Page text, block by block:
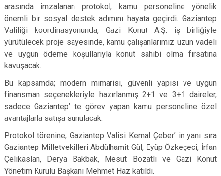
arasında imzalanan protokol, kamu personeline yönelik
önemli bir sosyal destek adımını hayata geçirdi. Gaziantep
Valiliği koordinasyonunda, Gazi Konut A.Ş. iş birliğiyle
yürütülecek proje sayesinde, kamu çalışanlarımız uzun vadeli
ve uygun ödeme koşullarıyla konut sahibi olma fırsatına
kavuşacak.
Bu kapsamda; modern mimarisi, güvenli yapısı ve uygun
finansman seçenekleriyle hazırlanmış 2+1 ve 3+1 daireler,
sadece Gaziantep’ te görev yapan kamu personeline özel
avantajlarla satışa sunulacak.
Protokol törenine, Gaziantep Valisi Kemal Çeber’ in yanı sıra
Gaziantep Milletvekilleri Abdülhamit Gül, Eyüp Özkeçeci, İrfan
Çelikaslan, Derya Bakbak, Mesut Bozatlı ve Gazi Konut
Yönetim Kurulu Başkanı Mehmet Haz katıldı.